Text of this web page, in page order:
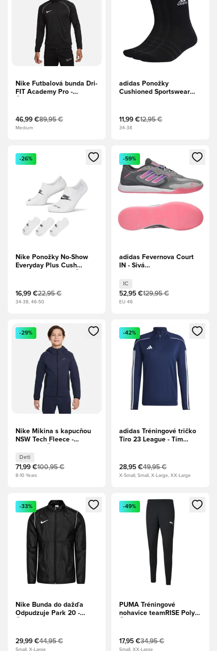
Nike Futbalová bunda Dri-
FIT Academy Pro -
46,99 €89,95 €
Medium
adidas Ponožky
Cushioned Sportswear
11,99 €12,95 €
34-38
Otvorí modál na prihlásenie alebo registráciu ako člen
-26%
Nike Ponožky No-Show
Everyday Plus Cush
16,99 €22,95 €
34-38, 46-50
Otvorí modál na prihlásenie
-59%
adidas Fevernova Court
IN - Sivá
IC
52,95 €129,95 €
EU 46
Otvorí modál na prihlásenie alebo registráciu ako člen
-29%
Nike Mikina s kapucňou
NSW Tech Fleece -
Deti
71,99 €100,95 €
8-10 Years
Otvorí modál na prihlásenie
-42%
adidas Tréningové tričko
Tiro 23 League - Tím
28,95 €49,95 €
X-Small, Small, X-Large, XX-Large
Otvorí modál na prihlásenie alebo registráciu ako člen
-33%
Nike Bunda do dažďa
Odpudzuje Park 20 -
29,99 €44,95 €
Small, X-Large
Otvorí modál na prihlásenie
-49%
PUMA Tréningové
nohavice teamRISE Poly -
17,95 €34,95 €
Small, XX-Large